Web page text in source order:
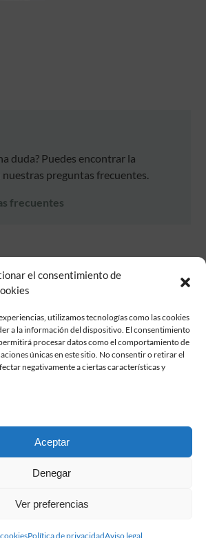
el consentimiento de
utilizamos tecnologías como las cookies
a la información del dispositivo. El consentimiento
procesar datos como el comportamiento de
únicas en este sitio. No consentir o retirar el
negativamente a ciertas características y
Aceptar
Denegar
Ver preferencias
Política de privacidadAviso legal
duda? Puedes encontrar la
nuestras preguntas frecuentes.
frecuentes
Pastor de Estudios Clásicos
107. Madrid, 28006.
915617236
reservados © Fundación Pastor. Sitio web
Condiciones de contratación
Aviso legal